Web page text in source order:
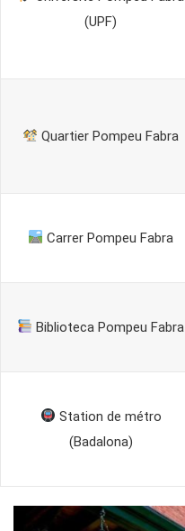
(UPF)
Quartier Pompeu Fabra
Carrer Pompeu Fabra
Biblioteca Pompeu Fabra
Station de métro
(Badalona)